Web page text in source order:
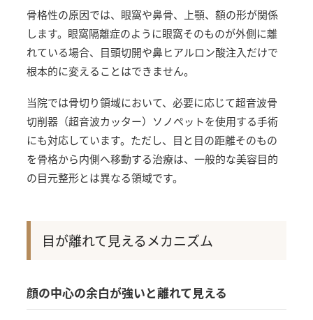
骨格性の原因では、眼窩や鼻骨、上顎、額の形が関係
します。眼窩隔離症のように眼窩そのものが外側に離
れている場合、目頭切開や鼻ヒアルロン酸注入だけで
根本的に変えることはできません。
当院では骨切り領域において、必要に応じて超音波骨
切削器（超音波カッター）ソノペットを使用する手術
にも対応しています。ただし、目と目の距離そのもの
を骨格から内側へ移動する治療は、一般的な美容目的
の目元整形とは異なる領域です。
目が離れて見えるメカニズム
顔の中心の余白が強いと離れて見える